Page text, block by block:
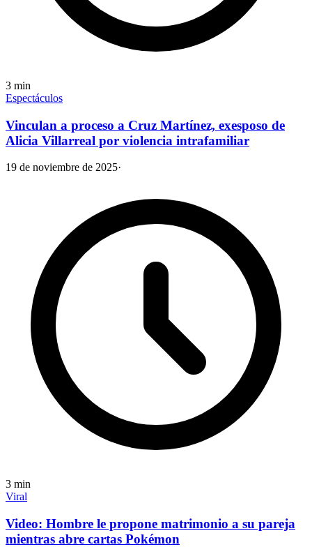
3 min
Espectáculos
Vinculan a proceso a Cruz Martínez, exesposo de
Alicia Villarreal por violencia intrafamiliar
19 de noviembre de 2025·
3 min
Viral
Video: Hombre le propone matrimonio a su pareja
mientras abre cartas Pokémon